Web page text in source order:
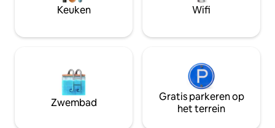
Keuken Wifi
Zwembad
Gratis parkeren op
het terrein